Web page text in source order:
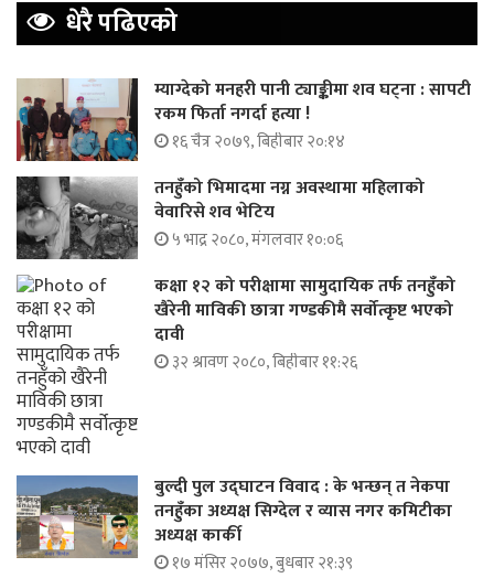
धेरै पढिएको
म्याग्देको मनहरी पानी ट्याङ्कीमा शव घट्ना : सापटी
रकम फिर्ता नगर्दा हत्या !
१६ चैत्र २०७९, बिहीबार २०:१४
तनहुँको भिमादमा नग्न अवस्थामा महिलाको
वेवारिसे शव भेटिय
५ भाद्र २०८०, मंगलवार १०:०६
कक्षा १२ को परीक्षामा सामुदायिक तर्फ तनहुँको
खैरेनी माविकी छात्रा गण्डकीमै सर्वोत्कृष्ट भएको
दावी
३२ श्रावण २०८०, बिहीबार ११:२६
बुल्दी पुल उद्घाटन विवाद : के भन्छन् त नेकपा
तनहुँका अध्यक्ष सिग्देल र व्यास नगर कमिटीका
अध्यक्ष कार्की
१७ मंसिर २०७७, बुधबार २१:३९